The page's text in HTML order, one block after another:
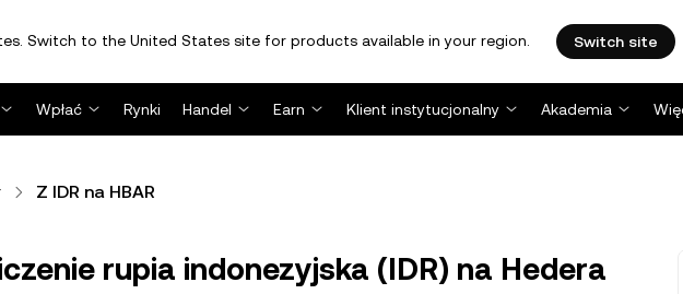
Switch to the United States site for products available in your region. Switch site
Wpłać Rynki Handel Earn Klient instytucjonalny Akademia
Z IDR na HBAR
rupia indonezyjska (IDR) na Hedera